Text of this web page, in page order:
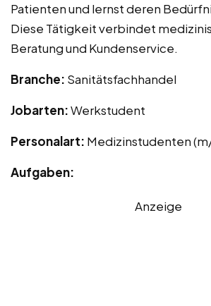
Patienten und lernst deren
Diese Tätigkeit verbindet
Beratung und Kundenservice.
Branche: Sanitätsfachhandel
Jobarten:Werkstudent
Personalart: Medizinstudenten
Aufgaben:
Anzeige